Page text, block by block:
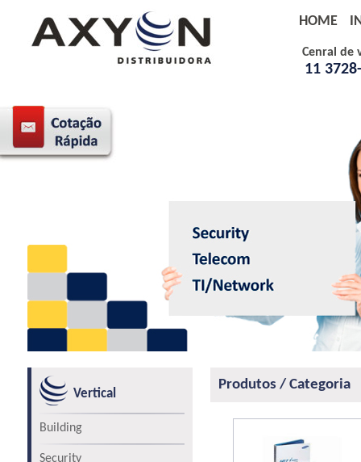
Cenral de
11
HOME
Vertical
Building
Security
Produtos / Categoria